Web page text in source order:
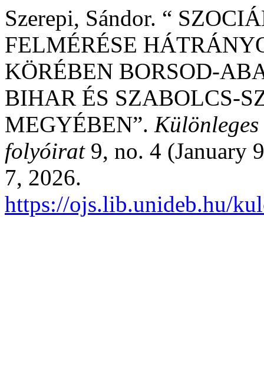
Szerepi, Sándor. “
FELMÉRÉSE
KÖRÉBEN BORSOD-
BIHAR ÉS SZABOLCS-
MEGYÉBEN”.
folyóirat9, no. 4 (January
7, 2026.
https://ojs.lib.unideb.hu/